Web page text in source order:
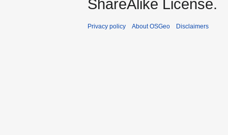
ShareAlike License.
Privacy policy About OSGeo Disclaimers